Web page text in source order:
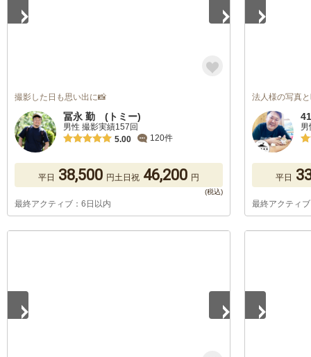
撮影した日も思い出に📸
冨永 勤 (トミー)
男性 撮影実績157回
5.00
120件
平日 38,500 円土日祝 46,200 円
最終アクティブ：6日以内
法人様の写真
平日
最終アクティ